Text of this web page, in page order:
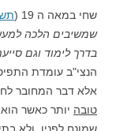
שחי במאה ה 19 (
שמשיבים הלכה
בדרך לימוד וגם
הנצי"ב עומדת
אלא דבר המחובר
טובה יותר כאשר